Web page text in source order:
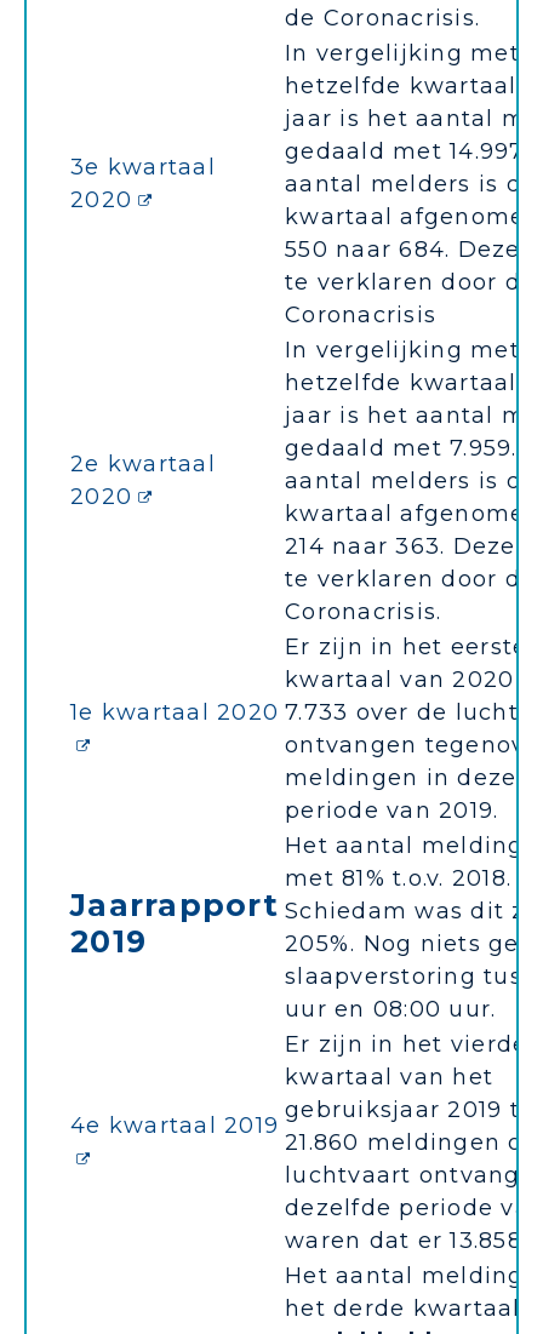
de Coronacrisis.
3e kwartaal
2020
In vergelijking met
hetzelfde kwartaal
jaar is het aantal
gedaald met 14.997.
aantal melders is dit
kwartaal
550 naar 684. Deze
te verklaren door de
Coronacrisis
2e kwartaal
2020
In vergelijking met
hetzelfde kwartaal
jaar is het aantal
gedaald met 7.959.
aantal melders is dit
kwartaal
214 naar 363. Deze
te verklaren door de
Coronacrisis.
1e kwartaal 2020
Er zijn in het eerste
kwartaal van 2020
7.733 over de
ontvangen
meldingen in
periode van 2019.
Jaarrapport
2019
Het aantal
met 81% t.o.v. 2018. In
Schiedam was dit
205%. Nog niets
slaapverstoring
uur en 08:00 uur.
4e kwartaal 2019
Er zijn in het vierde
kwartaal van het
gebruiksjaar 2019
21.860 meldingen
luchtvaart
dezelfde periode
waren dat er 13.858
Het aantal
het derde kwartaal